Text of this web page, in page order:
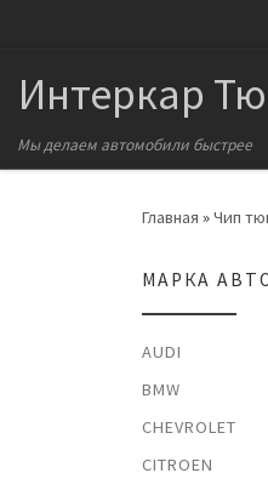
Интеркар
Мы делаем автомобили быстрее
Главная »Чип
МАРКА
AUDI
BMW
CHEVROLET
CITROEN